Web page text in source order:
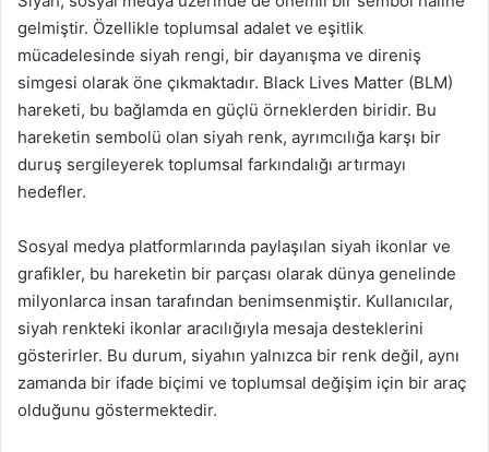
gelmiştir. Özellikle toplumsal adalet ve eşitlik
mücadelesinde siyah rengi, bir dayanışma ve direniş
simgesi olarak öne çıkmaktadır. Black Lives Matter (BLM)
hareketi, bu bağlamda en güçlü örneklerden biridir. Bu
hareketin sembolü olan siyah renk, ayrımcılığa karşı bir
duruş sergileyerek toplumsal farkındalığı artırmayı
hedefler.
Sosyal medya platformlarında paylaşılan siyah ikonlar ve
grafikler, bu hareketin bir parçası olarak dünya genelinde
milyonlarca insan tarafından benimsenmiştir. Kullanıcılar,
siyah renkteki ikonlar aracılığıyla mesaja desteklerini
gösterirler. Bu durum, siyahın yalnızca bir renk değil, aynı
zamanda bir ifade biçimi ve toplumsal değişim için bir araç
olduğunu göstermektedir.